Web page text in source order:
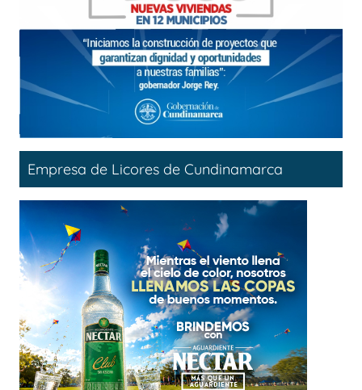
Empresa de Licores de Cundinamarca